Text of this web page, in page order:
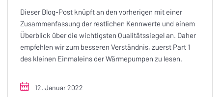
Dieser Blog-Post knüpft an den vorherigen mit einer
Zusammenfassung der restlichen Kennwerte und einem
Überblick über die wichtigsten Qualitätssiegel an. Daher
empfehlen wir zum besseren Verständnis, zuerst Part 1
des kleinen Einmaleins der Wärmepumpen zu lesen.
12. Januar 2022